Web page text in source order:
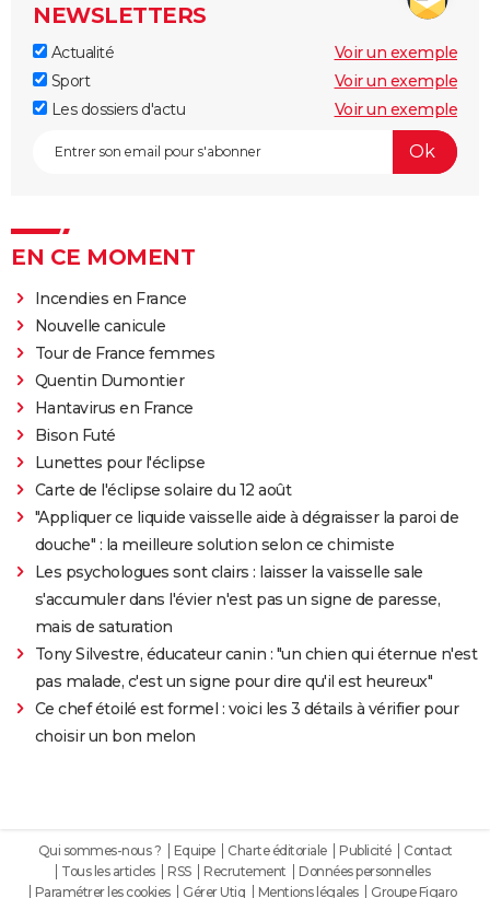
NEWSLETTERS
Actualité
Voir un exemple
Sport
Voir un exemple
Les dossiers d'actu
Voir un exemple
EN CE MOMENT
Incendies en France
Nouvelle canicule
Tour de France femmes
Quentin Dumontier
Hantavirus en France
Bison Futé
Lunettes pour l'éclipse
Carte de l'éclipse solaire du 12 août
"Appliquer ce liquide vaisselle aide à dégraisser la paroi de
douche" : la meilleure solution selon ce chimiste
Les psychologues sont clairs : laisser la vaisselle sale
s'accumuler dans l'évier n'est pas un signe de paresse,
mais de saturation
Tony Silvestre, éducateur canin : "un chien qui éternue n'est
pas malade, c'est un signe pour dire qu'il est heureux"
Ce chef étoilé est formel : voici les 3 détails à vérifier pour
choisir un bon melon
Qui sommes-nous ? Equipe Charte éditoriale Publicité
Contact
Tous les articles
RSS Recrutement
Données personnelles
Paramétrer les cookies
Gérer Utiq Mentions légales Groupe Figaro